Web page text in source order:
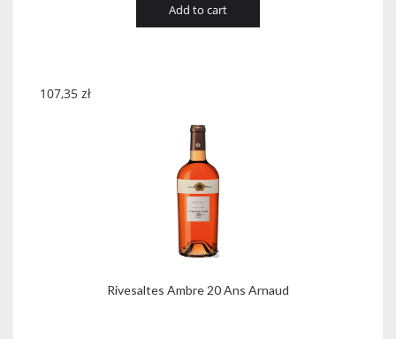
Add to cart
Rivesaltes Ambre 20 Ans Arnaud
107,35 zł